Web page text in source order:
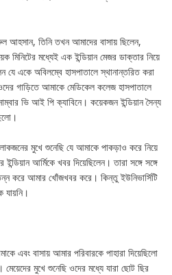
আহসান, তিনি তখন আমাদের বাসায় ছিলেন,
মিনিটের মধ্যেই এক ইন্ডিয়ান মেজর ডাক্তার নিয়ে
যে একে অবিলম্বে হাসপাতালে স্থানান্তরিত করা
গাড়িতে আমাকে মেডিকেল কলেজ হাসপাতালে
ভি আই পি ক্যাবিনে। কয়েকজন ইন্ডিয়ান সৈন্য
মুখে শুনেছি যে আমাকে পাকড়াও করে নিয়ে
আর্মিকে খবর দিয়েছিলেন। তারা সঙ্গে সঙ্গে
করে আমার খোঁজখবর করে। কিন্তু ইউনিভার্সিটি
যায়নি।
এবং বাসায় আমার পরিবারকে পাহারা দিয়েছিলো
মুখে শুনেছি ওদের মধ্যে যারা ছোট ছির